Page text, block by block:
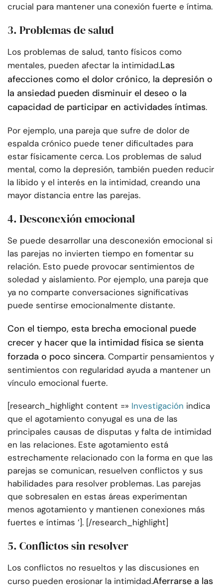
crucial para mantener una conexión fuerte e íntima.
3. Problemas de salud
Los problemas de salud, tanto físicos como
mentales, pueden afectar la intimidad.Las
afecciones como el dolor crónico, la depresión o
la ansiedad pueden disminuir el deseo o la
capacidad de participar en actividades íntimas.
Por ejemplo, una pareja que sufre de dolor de
espalda crónico puede tener dificultades para
estar físicamente cerca. Los problemas de salud
mental, como la depresión, también pueden reducir
la libido y el interés en la intimidad, creando una
mayor distancia entre las parejas.
4. Desconexión emocional
Se puede desarrollar una desconexión emocional si
las parejas no invierten tiempo en fomentar su
relación. Esto puede provocar sentimientos de
soledad y aislamiento. Por ejemplo, una pareja que
ya no comparte conversaciones significativas
puede sentirse emocionalmente distante.
Con el tiempo, esta brecha emocional puede
crecer y hacer que la intimidad física se sienta
forzada o poco sincera. Compartir pensamientos y
sentimientos con regularidad ayuda a mantener un
vínculo emocional fuerte.
[research_highlight content =» Investigación indica
que el agotamiento conyugal es una de las
principales causas de disputas y falta de intimidad
en las relaciones. Este agotamiento está
estrechamente relacionado con la forma en que las
parejas se comunican, resuelven conflictos y sus
habilidades para resolver problemas. Las parejas
que sobresalen en estas áreas experimentan
menos agotamiento y mantienen conexiones más
fuertes e íntimas ‘]. [/research_highlight]
5. Conflictos sin resolver
Los conflictos no resueltos y las discusiones en
curso pueden erosionar la intimidad.Aferrarse a las